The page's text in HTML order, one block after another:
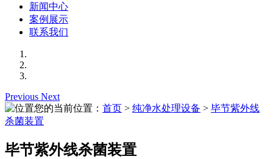
新闻中心
案例展示
联系我们
Previous Next
您的当前位置： 首页 > 纯净水处理设备 > 毕节紫外线
杀菌装置
毕节紫外线杀菌装置